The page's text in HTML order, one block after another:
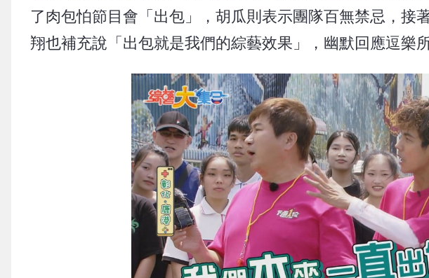
了肉包怕節目會「出包」，胡瓜則表示團隊百無禁忌，接
翔也補充說「出包就是我們的綜藝效果」，幽默回應逗樂所